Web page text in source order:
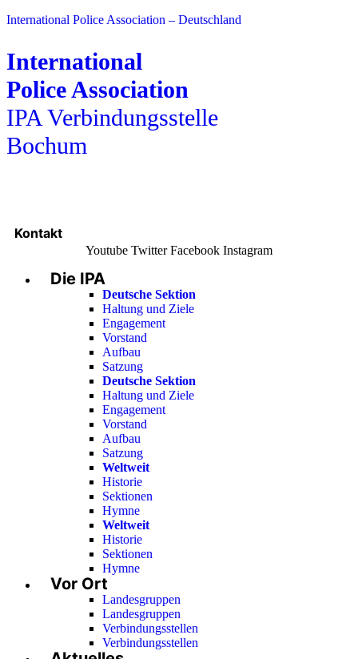
International Police Association – Deutschland
International
Police Association
IPA Verbindungsstelle
Bochum
Kontakt
Youtube Twitter Facebook Instagram
Menu
Die IPA
Deutsche Sektion
Haltung und Ziele
Engagement
Vorstand
Aufbau
Satzung
Deutsche Sektion
Haltung und Ziele
Engagement
Vorstand
Aufbau
Satzung
Weltweit
Historie
Sektionen
Hymne
Weltweit
Historie
Sektionen
Hymne
Vor Ort
Landesgruppen
Landesgruppen
Verbindungsstellen
Verbindungsstellen